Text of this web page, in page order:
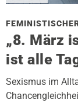
„8. März
ist alle
Sexismus im